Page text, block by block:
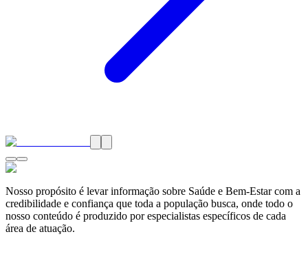
Nosso propósito é levar informação sobre Saúde e Bem-Estar com a
credibilidade e confiança que toda a população busca, onde todo o
nosso conteúdo é produzido por especialistas específicos de cada
área de atuação.